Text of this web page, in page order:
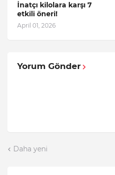
İnatçı kilolara karşı 7
etkili öneri!
April 01, 2026
Yorum Gönder
Daha yeni